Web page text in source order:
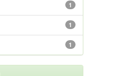
1
1
1